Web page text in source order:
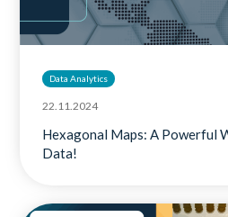
Data Analytics
22.11.2024
Hexagonal Maps: A Powerful
Data!